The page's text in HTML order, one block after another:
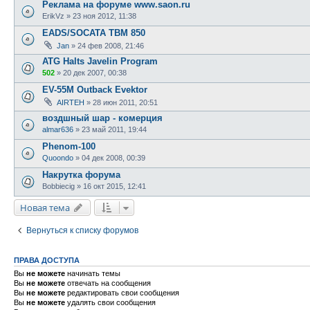
Реклама на форуме www.saon.ru
ErikVz » 23 ноя 2012, 11:38
EADS/SOCATA TBM 850
Jan » 24 фев 2008, 21:46
ATG Halts Javelin Program
502 » 20 дек 2007, 00:38
EV-55M Outback Evektor
AIRTEH » 28 июн 2011, 20:51
воздшный шар - комерция
almar636 » 23 май 2011, 19:44
Phenom-100
Quoondo » 04 дек 2008, 00:39
Накрутка форума
Bobbiecig » 16 окт 2015, 12:41
Новая тема
Вернуться к списку форумов
ПРАВА ДОСТУПА
Вы не можете начинать темы
Вы не можете отвечать на сообщения
Вы не можете редактировать свои сообщения
Вы не можете удалять свои сообщения